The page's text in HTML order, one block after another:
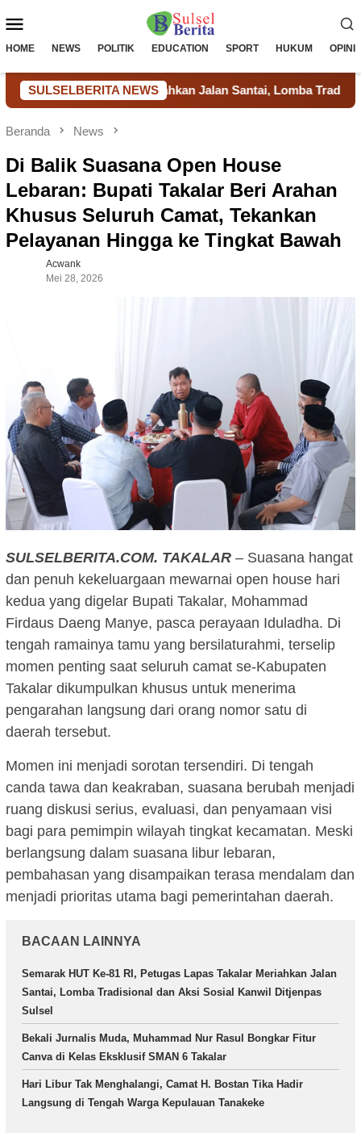
ke
Mobile
HOME NEWS POLITIK EDUCATION SPORT HUKUM OPINI
SULSELBERITA NEWS
Takalar Meriahkan Jalan Santai, Lomba Tradisional dan Aksi
Beranda News
Di Balik Suasana Open House
Lebaran: Bupati Takalar Beri Arahan
Khusus Seluruh Camat, Tekankan
Pelayanan Hingga ke Tingkat Bawah
Acwank
Mei 28, 2026
SULSELBERITA.COM. TAKALAR – Suasana hangat
dan penuh kekeluargaan mewarnai open house hari
kedua yang digelar Bupati Takalar, Mohammad
Firdaus Daeng Manye, pasca perayaan Iduladha. Di
tengah ramainya tamu yang bersilaturahmi, terselip
momen penting saat seluruh camat se-Kabupaten
Takalar dikumpulkan khusus untuk menerima
pengarahan langsung dari orang nomor satu di
daerah tersebut.
Momen ini menjadi sorotan tersendiri. Di tengah
canda tawa dan keakraban, suasana berubah menjadi
ruang diskusi serius, evaluasi, dan penyamaan visi
bagi para pemimpin wilayah tingkat kecamatan. Meski
berlangsung dalam suasana libur lebaran,
pembahasan yang disampaikan terasa mendalam dan
menjadi prioritas utama bagi pemerintahan daerah.
BACAAN LAINNYA
Semarak HUT Ke-81 RI, Petugas Lapas Takalar Meriahkan Jalan
Santai, Lomba Tradisional dan Aksi Sosial Kanwil Ditjenpas
Sulsel
Bekali Jurnalis Muda, Muhammad Nur Rasul Bongkar Fitur
Canva di Kelas Eksklusif SMAN 6 Takalar
Hari Libur Tak Menghalangi, Camat H. Bostan Tika Hadir
Langsung di Tengah Warga Kepulauan Tanakeke